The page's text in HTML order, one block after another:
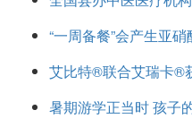
“一周备餐”会产生亚
艾比特®联合艾瑞卡®
暑期游学正当时 孩子